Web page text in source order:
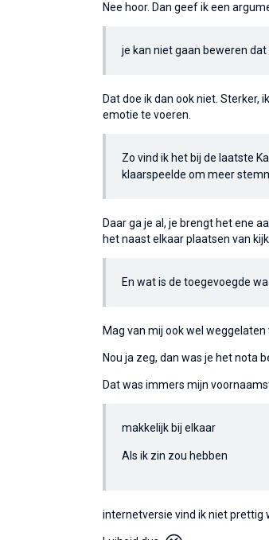
Nee hoor. Dan geef ik een
je kan niet gaan beweren
Dat doe ik dan ook niet. Sterker,
emotie te voeren.
Zo vind ik het bij de laatste
klaarspeelde om meer
Daar ga je al, je brengt het ene
het naast elkaar plaatsen van
En wat is de toegevoegde
Mag van mij ook wel
Nou ja zeg, dan was je het nota
Dat was immers mijn
makkelijk bij elkaar
Als ik zin zou hebben
internetversie vind ik niet prettig